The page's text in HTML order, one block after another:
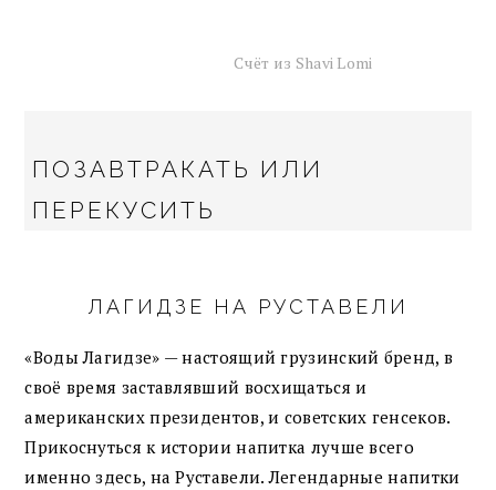
Счёт из Shavi Lomi
ПОЗАВТРАКАТЬ ИЛИ
ПЕРЕКУСИТЬ
ЛАГИДЗЕ НА РУСТАВЕЛИ
«Воды Лагидзе» — настоящий грузинский бренд, в
своё время заставлявший восхищаться и
американских президентов, и советских генсеков.
Прикоснуться к истории напитка лучше всего
именно здесь, на Руставели. Легендарные напитки